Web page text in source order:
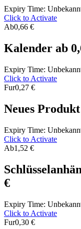
Expiry Time:
Click to Activate
Ab0,66 €
Kalender ab
Expiry Time:
Click to Activate
Fur0,27 €
Neues
Expiry Time:
Click to Activate
Ab1,52 €
€
Expiry Time:
Click to Activate
Fur0,30 €